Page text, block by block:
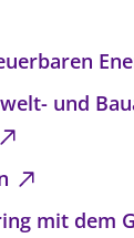
und
mit dem